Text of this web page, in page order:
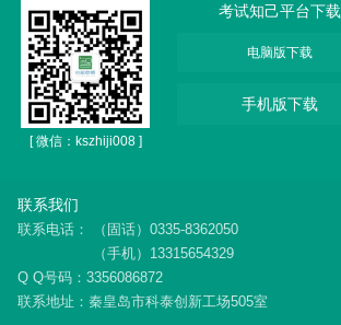
[ 微信：kszhiji008 ]
考试知己平台下载
电脑版下载
手机版下载
联系我们
联系电话：
（固话）0335-8362050
（手机）13315654329
Q Q号码：3356086872
联系地址：秦皇岛市科泰创新工场505室